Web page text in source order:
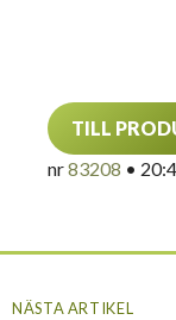
TILL
nr83208 •
NÄSTA ARTIKEL